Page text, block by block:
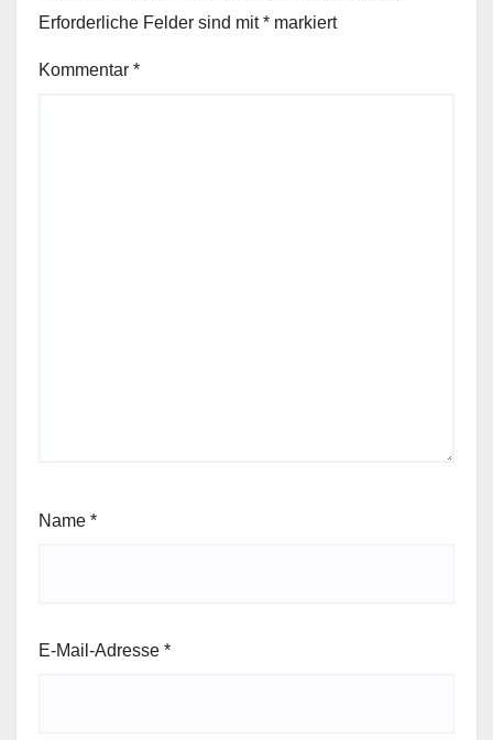
Erforderliche Felder sind mit* markiert
Kommentar *
Name *
E-Mail-Adresse *